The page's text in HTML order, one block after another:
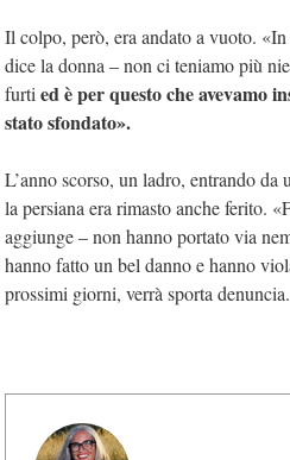
Il colpo, però, era andato a vuoto.
dice la donna – non ci teniamo più
furti ed è per questo che avevamo
stato sfondato».
L’anno scorso, un ladro, entrando da
la persiana era rimasto anche ferito.
aggiunge – non hanno portato via
hanno fatto un bel danno e hanno
prossimi giorni, verrà sporta